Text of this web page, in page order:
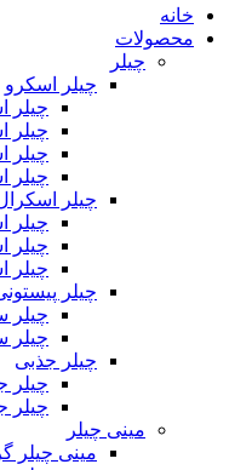
خانه
محصولات
چیلر
چیلر اسکرو
چیلر
چیلر
چیلر
چیلر
چیلر
چیلر
چیلر
چیلر
چیلر
چیلر
چیلر
چیلر جذبی
چیلر
چیلر
مینی چیلر
مینی چیلر